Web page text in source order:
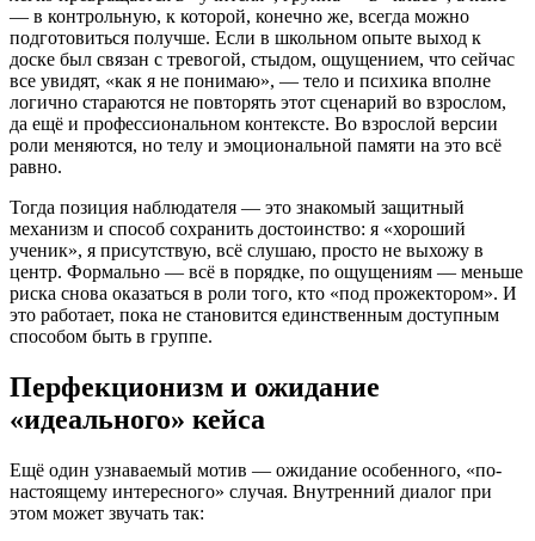
— в контрольную, к которой, конечно же, всегда можно
подготовиться получше. Если в школьном опыте выход к
доске был связан с тревогой, стыдом, ощущением, что сейчас
все увидят, «как я не понимаю», — тело и психика вполне
логично стараются не повторять этот сценарий во взрослом,
да ещё и профессиональном контексте. Во взрослой версии
роли меняются, но телу и эмоциональной памяти на это всё
равно.
Тогда позиция наблюдателя — это знакомый защитный
механизм и способ сохранить достоинство: я «хороший
ученик», я присутствую, всё слушаю, просто не выхожу в
центр. Формально — всё в порядке, по ощущениям — меньше
риска снова оказаться в роли того, кто «под прожектором». И
это работает, пока не становится единственным доступным
способом быть в группе.
Перфекционизм и ожидание
«идеального» кейса
Ещё один узнаваемый мотив — ожидание особенного, «по-
настоящему интересного» случая. Внутренний диалог при
этом может звучать так: